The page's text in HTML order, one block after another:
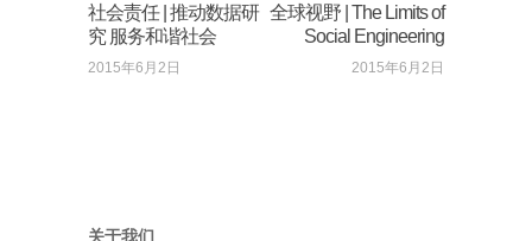
社会责任 | 推动数据研
究 服务和谐社会
2015年6月2日
全球视野 | The Limits of
Social Engineering
2015年6月2日
关于我们